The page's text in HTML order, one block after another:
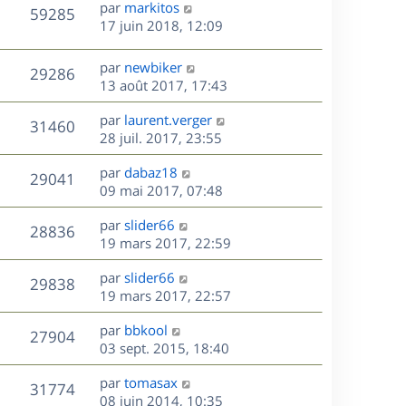
n
i
e
r
m
e
s
s
a
g
e
59285V
u
e
D
e
n
i
e
r
m
e
s
s
a
g
e
par markitos
17 juin 2018, 12:09
29286V
u
D
e
r
n
i
e
r
m
e
s
s
a
g
e
par newbiker
13 août 2017, 17:43
31460V
u
D
e
r
n
i
e
r
m
e
s
s
a
g
e
par laurent.verger
28 juil. 2017, 23:55
29041
u
e
s
D
e
r
n
i
e
r
m
e
s
s
a
g
par dabaz18
09 mai 2017, 07:48
28836V
u
e
D
e
r
n
i
e
r
m
e
s
par slider66
19 mars 2017, 22:59
29838V
u
D
e
r
n
i
e
r
par slider66
19 mars 2017, 22:57
27904V
u
D
e
r
n
i
par bbkool
03 sept. 2015, 18:40
31774V
D
e
par tomasax
08 juin 2014, 10:35